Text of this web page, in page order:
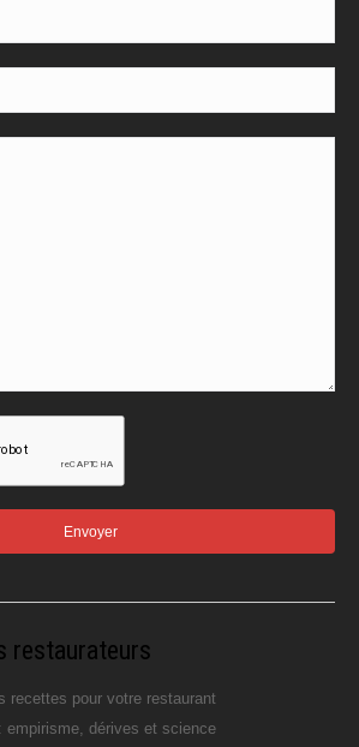
restaurateurs
recettes pour votre restaurant
empirisme, dérives et science